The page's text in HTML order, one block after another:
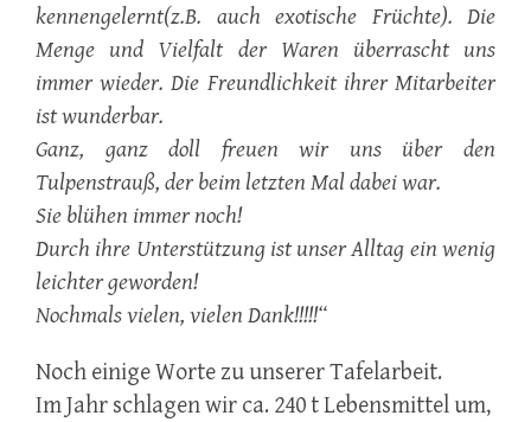
kennengelernt(z.B. auch exotische Früchte). Die
Menge und Vielfalt der Waren überrascht uns
immer wieder. Die Freundlichkeit ihrer Mitarbeiter
ist wunderbar.
Ganz, ganz doll freuen wir uns über den
Tulpenstrauß, der beim letzten Mal dabei war.
Sie blühen immer noch!
Durch ihre Unterstützung ist unser Alltag ein wenig
leichter geworden!
Nochmals vielen, vielen Dank!!!!!“
Noch einige Worte zu unserer Tafelarbeit.
Im Jahr schlagen wir ca. 240 t Lebensmittel um,